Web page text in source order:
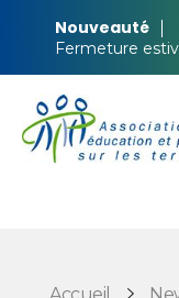
Nouveauté
Fermeture